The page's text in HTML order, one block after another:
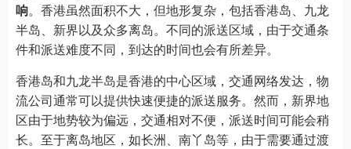
响。香港虽然面积不大，但地形复杂，包括香港岛、九龙
半岛、新界以及众多离岛。不同的派送区域，由于交通条
件和派送难度不同，到达的时间也会有所差异。
香港岛和九龙半岛是香港的中心区域，交通网络发达，物
流公司通常可以提供快速便捷的派送服务。然而，新界地
区由于地势较为偏远，交通相对不便，派送时间可能会稍
长。至于离岛地区，如长洲、南丫岛等，由于需要通过渡